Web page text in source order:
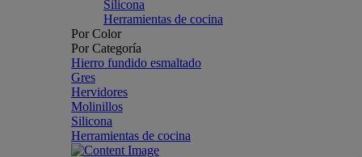
Silicona
Herramientas de cocina
Por Color
Por Categoría
Hierro fundido esmaltado
Gres
Hervidores
Molinillos
Silicona
Herramientas de cocina